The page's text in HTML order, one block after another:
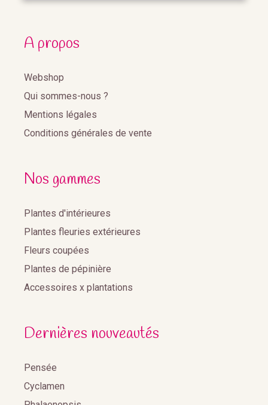
A propos
Webshop
Qui sommes-nous ?
Mentions légales
Conditions générales de vente
Nos gammes
Plantes d'intérieures
Plantes fleuries extérieures
Fleurs coupées
Plantes de pépinière
Accessoires x plantations
Dernières nouveautés
Pensée
Cyclamen